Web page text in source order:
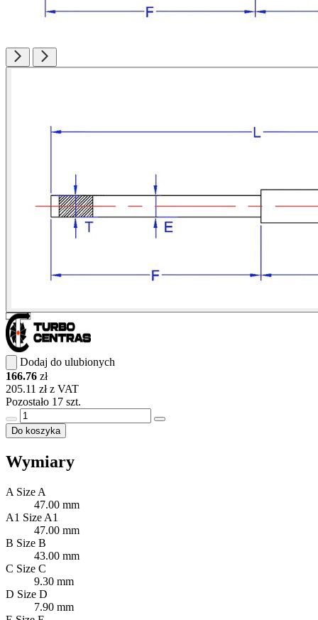
Dodaj do ulubionych
166.76 zł
205.11 zł z VAT
Pozostało 17 szt.
Do koszyka
Wymiary
A Size A
47.00 mm
A1 Size A1
47.00 mm
B Size B
43.00 mm
C Size C
9.30 mm
D Size D
7.90 mm